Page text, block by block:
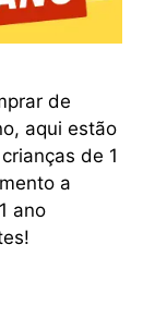
de
aqui estão
de 1
a
ano